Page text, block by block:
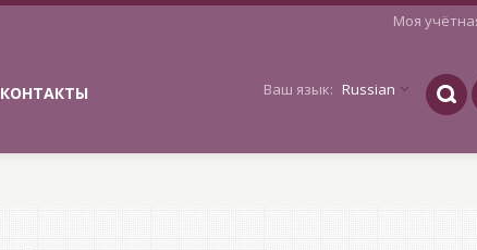
Моя
КОНТАКТЫ Ваш язык: Russian